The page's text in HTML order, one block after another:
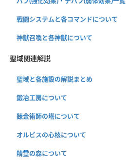
戦闘システムと各コマンドについて
神獣召喚と各神獣について
聖域関連解説
聖域と各施設の解説まとめ
鍛冶工房について
錬金術師の塔について
オルビスの心核について
精霊の森について